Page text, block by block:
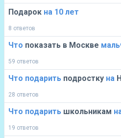
Подарок на 10 лет
8 ответов
Что показать в Москве
59 ответов
Что подарить подростку на
28 ответов
Что подарить школьникам
19 ответов